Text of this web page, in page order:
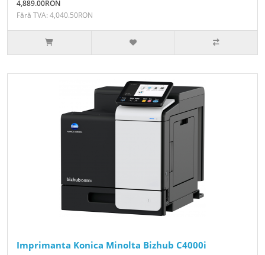
4,889.00RON
Fără TVA: 4,040.50RON
Imprimanta Konica Minolta Bizhub C4000i